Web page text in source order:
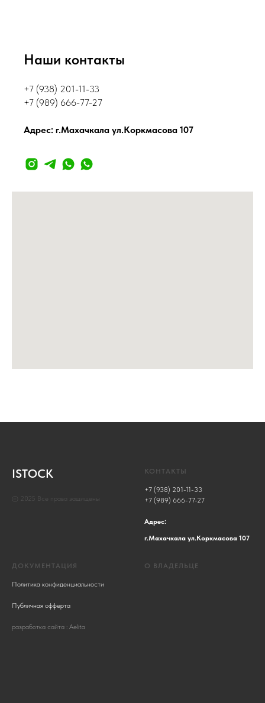
Наши контакты
+7 (938) 201-11-33
+7 (989) 666-77-27
Адрес: г.Махачкала ул.Коркмасова 107
ISTOCK
© 2025 Все права защищены
КОНТАКТЫ
+7 (938) 201-11-33
+7 (989) 666-77-27
Адрес:
г.Махачкала ул.Коркмасова 107
ДОКУМЕНТАЦИЯ
Политика конфиденциальности
Публичная офферта
разработка сайта : Aelita
О ВЛАДЕЛЬЦЕ